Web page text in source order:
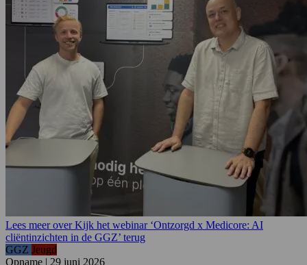
Lees meer over Kijk het webinar ‘Ontzorgd x Medicore: AI
cliëntinzichten in de GGZ’ terug
GGZ Jeugd
Opname | 29 juni 2026